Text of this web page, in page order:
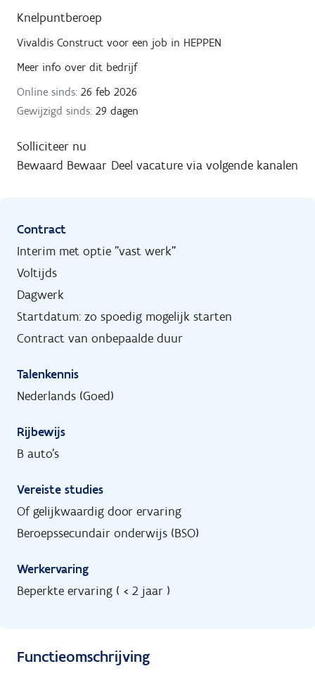
Knelpuntberoep
Vivaldis Construct voor een job in HEPPEN
Meer info over dit bedrijf
Online sinds: 26 feb 2026
Gewijzigd sinds: 29 dagen
Solliciteer nu
Bewaard Bewaar Deel vacature via volgende kanalen
Contract
Interim met optie "vast werk"
Voltijds
Dagwerk
Startdatum: zo spoedig mogelijk starten
Contract van onbepaalde duur
Talenkennis
Nederlands (Goed)
Rijbewijs
B auto's
Vereiste studies
Of gelijkwaardig door ervaring
Beroepssecundair onderwijs (BSO)
Werkervaring
Beperkte ervaring ( < 2 jaar )
Functieomschrijving